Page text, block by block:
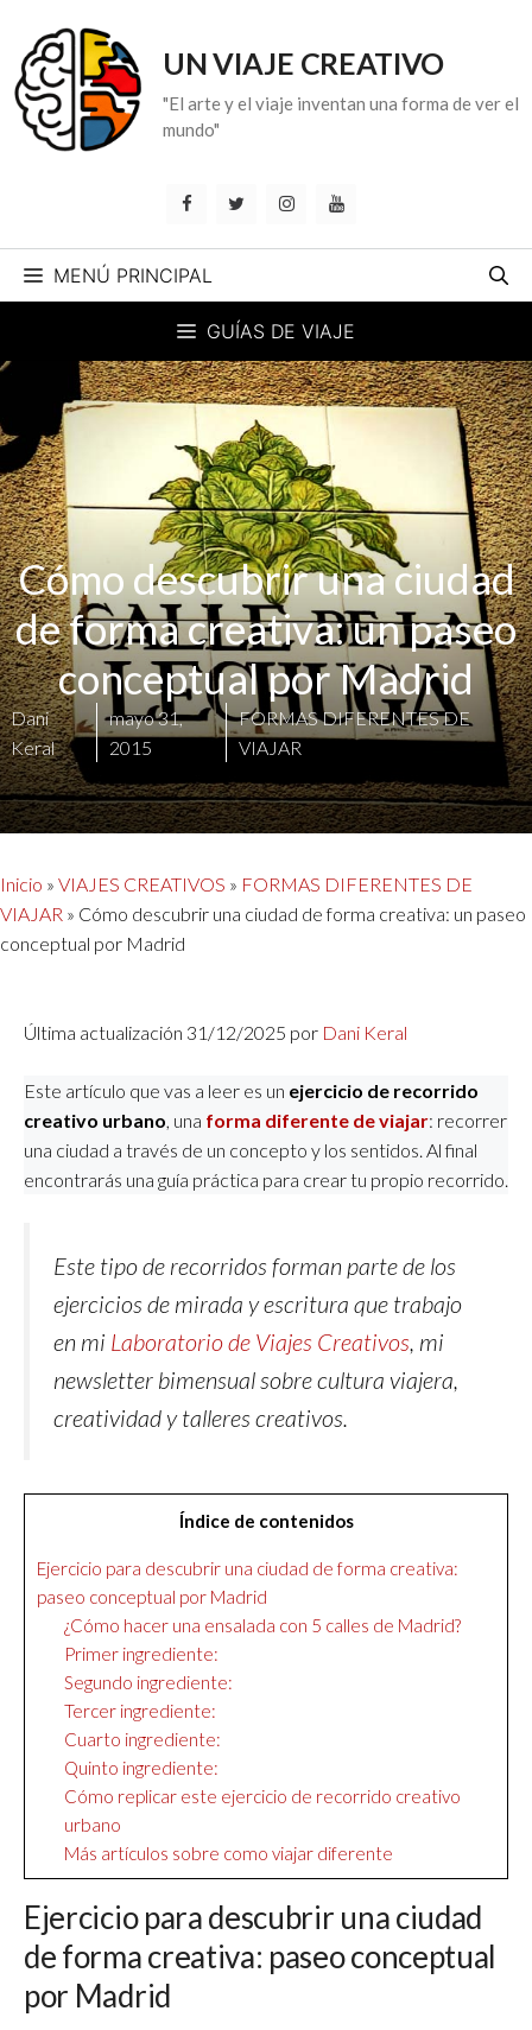
contenido
UN VIAJE CREATIVO
"El arte y el viaje inventan una forma de ver el
mundo"
MENÚ PRINCIPAL
GUÍAS DE VIAJE
Cómo descubrir una ciudad
de forma creativa: un paseo
conceptual por Madrid
Dani
Keral
mayo 31,
2015
FORMAS DIFERENTES DE
VIAJAR
Inicio » VIAJES CREATIVOS » FORMAS DIFERENTES DE
VIAJAR » Cómo descubrir una ciudad de forma creativa: un paseo
conceptual por Madrid
Última actualización 31/12/2025 por Dani Keral
Este artículo que vas a leer es un ejercicio de recorrido
creativo urbano , una forma diferente de viajar: recorrer
una ciudad a través de un concepto y los sentidos. Al final
encontrarás una guía práctica para crear tu propio recorrido.
Este tipo de recorridos forman parte de los
ejercicios de mirada y escritura que trabajo
en mi Laboratorio de Viajes Creativos mi
newsletter bimensual sobre cultura viajera,
creatividad y talleres creativos.
Índice de contenidos
Ejercicio para descubrir una ciudad de forma creativa:
paseo conceptual por Madrid
¿Cómo hacer una ensalada con 5 calles de Madrid?
Primer ingrediente:
Segundo ingrediente:
Tercer ingrediente:
Cuarto ingrediente:
Quinto ingrediente:
Cómo replicar este ejercicio de recorrido creativo
urbano
Más artículos sobre como viajar diferente
Ejercicio para descubrir una ciudad
de forma creativa: paseo conceptual
por Madrid